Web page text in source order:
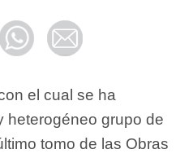
el cual se ha
heterogéneo grupo de
tomo de las Obras